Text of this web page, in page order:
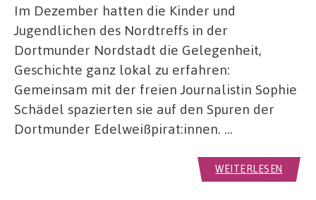
Im Dezember hatten die Kinder und
Jugendlichen des Nordtreffs in der
Dortmunder Nordstadt die Gelegenheit,
Geschichte ganz lokal zu erfahren:
Gemeinsam mit der freien Journalistin Sophie
Schädel spazierten sie auf den Spuren der
Dortmunder Edelweißpirat:innen. …
WEITERLESEN